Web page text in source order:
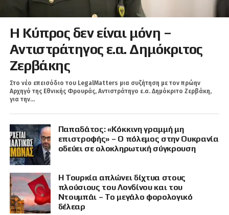
Η Κύπρος δεν είναι μόνη –
Αντιστράτηγος ε.α. Δημόκριτος
Ζερβάκης
Στο νέο επεισόδιο του LegalMatters μια συζήτηση με τον πρώην
Αρχηγό της Εθνικής Φρουράς, Αντιστράτηγο ε.α. Δημόκριτο Ζερβάκη,
για την...
Παπαδάτος: «Κόκκινη γραμμή μη
επιστροφής» – Ο πόλεμος στην Ουκρανία
οδεύει σε ολοκληρωτική σύγκρουση
Η Τουρκία απλώνει δίχτυα στους
πλούσιους του Λονδίνου και του
Ντουμπάι – Το μεγάλο φορολογικό
δέλεαρ